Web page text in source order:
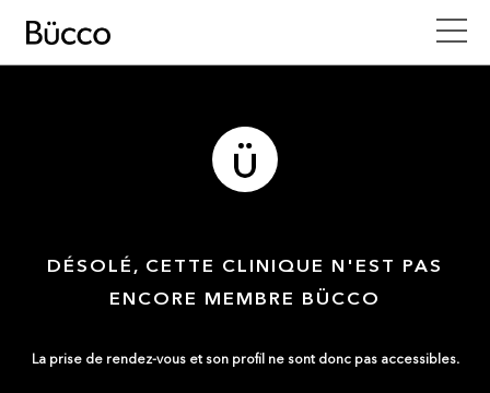
DÉSOLÉ, CETTE CLINIQUE N'EST PAS
ENCORE MEMBRE BÜCCO
La prise de rendez-vous et son profil ne sont donc pas accessibles.